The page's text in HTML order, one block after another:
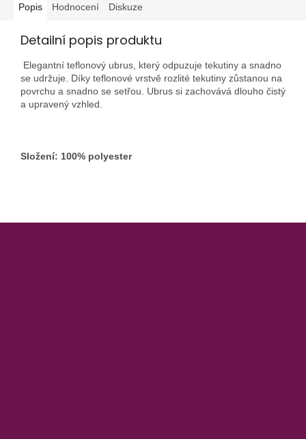
Popis Hodnocení Diskuze
Detailní popis produktu
Elegantní teflonový ubrus, který odpuzuje tekutiny a snadno
se udržuje. Díky teflonové vrstvě rozlité tekutiny zůstanou na
povrchu a snadno se setřou. Ubrus si zachovává dlouho čistý
a upravený vzhled.
Složení: 100% polyester